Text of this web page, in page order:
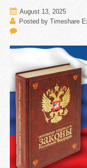
August 13, 2025
Posted by Timeshare